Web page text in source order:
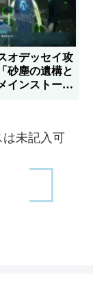
オデッセイ攻
砂塵の遺構と
インストーリ
未記入可